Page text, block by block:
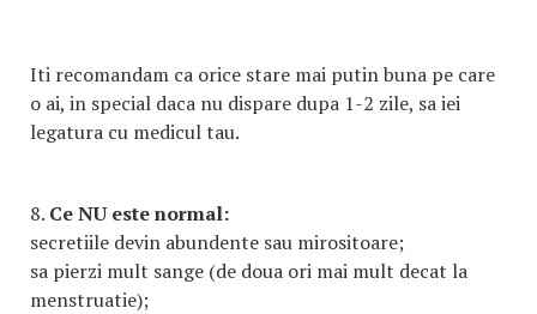
Iti recomandam ca orice stare mai putin buna pe care
o ai, in special daca nu dispare dupa 1-2 zile, sa iei
legatura cu medicul tau.
8. Ce NU este normal:
secretiile devin abundente sau mirositoare;
sa pierzi mult sange (de doua ori mai mult decat la
menstruatie);